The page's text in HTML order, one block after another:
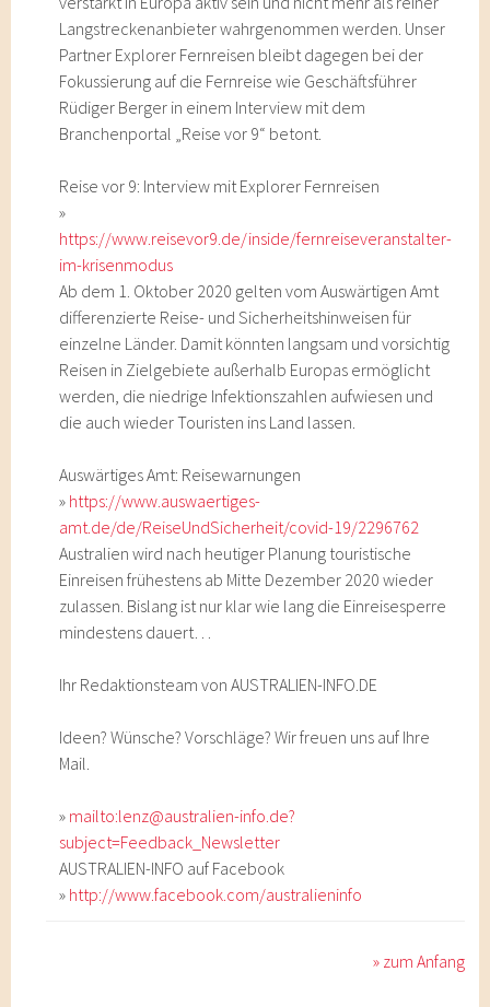
Langstreckenanbieter wahrgenommen werden. Unser
Partner Explorer Fernreisen bleibt dagegen bei der
Fokussierung auf die Fernreise wie Geschäftsführer
Rüdiger Berger in einem Interview mit dem
Branchenportal „Reise vor 9“ betont.
Reise vor 9: Interview mit Explorer Fernreisen
»
https://www.reisevor9.de/inside/fernreiseveranstalter-
im-krisenmodus
Ab dem 1. Oktober 2020 gelten vom Auswärtigen Amt
differenzierte Reise- und Sicherheitshinweisen für
einzelne Länder. Damit könnten langsam und vorsichtig
Reisen in Zielgebiete außerhalb Europas ermöglicht
werden, die niedrige Infektionszahlen aufwiesen und
die auch wieder Touristen ins Land lassen.
Auswärtiges Amt: Reisewarnungen
» https://www.auswaertiges-
amt.de/de/ReiseUndSicherheit/covid-19/2296762
Australien wird nach heutiger Planung touristische
Einreisen frühestens ab Mitte Dezember 2020 wieder
zulassen. Bislang ist nur klar wie lang die Einreisesperre
mindestens dauert…
Ihr Redaktionsteam von AUSTRALIEN-INFO.DE
Ideen? Wünsche? Vorschläge? Wir freuen uns auf Ihre
Mail.
» mailto:lenz@australien-info.de?
subject=Feedback_Newsletter
AUSTRALIEN-INFO auf Facebook
» http://www.facebook.com/australieninfo
» zum Anfang